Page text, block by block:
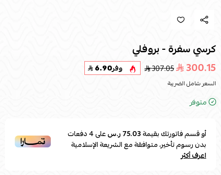
كرسي سفرة - بروفلي
300.15
307.05 وفر6.90
السعر شامل الضريبة
متوفر
أو قسم فاتورتك بقيمة75.03 ر.س على4دفعات
بدون رسوم تأخير، متوافقة مع الشريعة الإسلامية
اعرف أكثر